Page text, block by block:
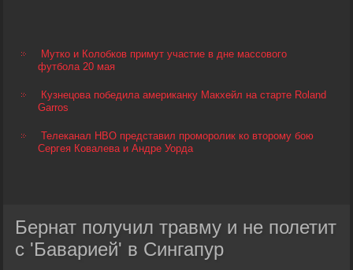
Мутко и Колобков примут участие в дне массового
футбола 20 мая
Кузнецова победила американку Макхейл на старте Roland
Garros
Телеканал HBO представил проморолик ко второму бою
Сергея Ковалева и Андре Уорда
Бернат получил травму и не полетит
с 'Баварией' в Сингапур